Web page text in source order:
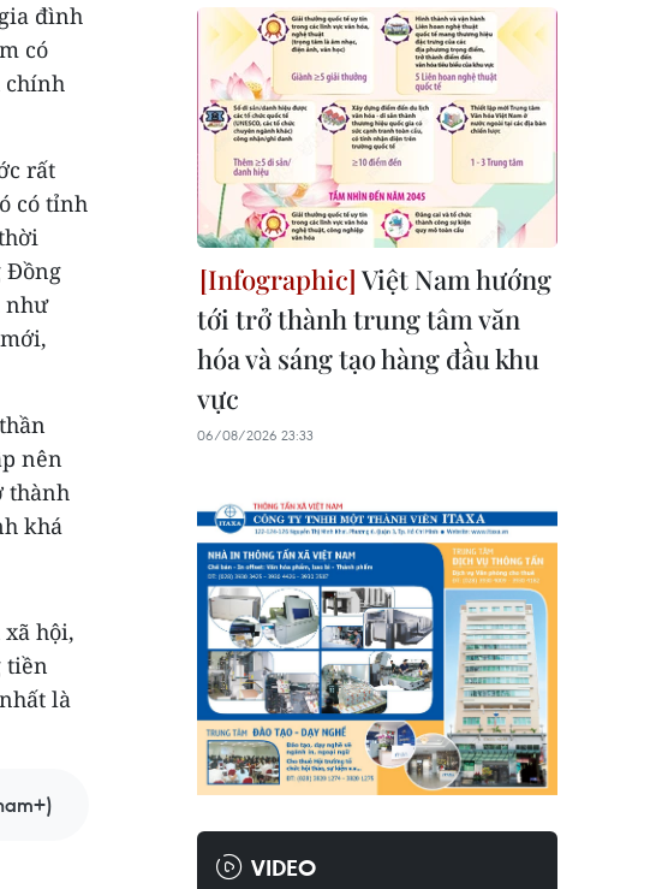
đình
có
chính
rất
có tỉnh
Đồng
như
nên
thành
khá
hội,
tiền
là
Việt Nam hướng
tới trở thành trung tâm văn
hóa và sáng tạo hàng đầu khu
vực
06/08/2026 23:33
VIDEO